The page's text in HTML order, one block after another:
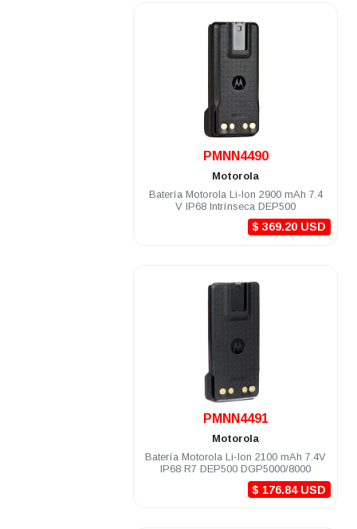
PMNN4490
Motorola
Batería Motorola Li-Ion 2900 mAh 7.4
V IP68 Intrínseca DEP500
$ 369.20 USD
PMNN4491
Motorola
Batería Motorola Li-Ion 2100 mAh 7.4V
IP68 R7 DEP500 DGP5000/8000
$ 176.84 USD